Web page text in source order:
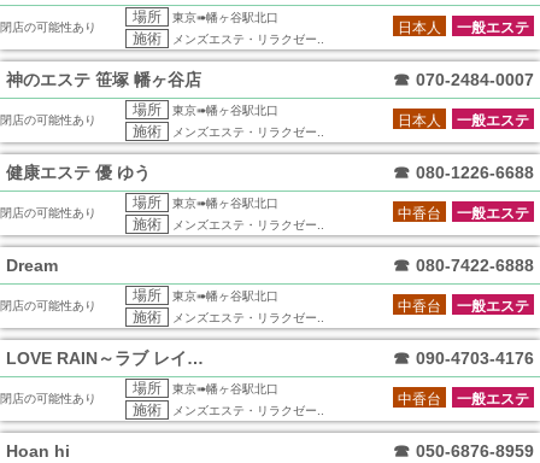
閉店の可能性あり
場所 東京➠幡ヶ谷駅北口
施術 メンズエステ・リラクゼー..
一般エステ
日本人
神のエステ 笹塚 幡ヶ谷店 ☎ 070-2484-0007
閉店の可能性あり
場所 東京➠幡ヶ谷駅北口
施術 メンズエステ・リラクゼー..
一般エステ
日本人
健康エステ 優 ゆう ☎ 080-1226-6688
閉店の可能性あり
場所 東京➠幡ヶ谷駅北口
施術 メンズエステ・リラクゼー..
一般エステ
中香台
Dream ☎ 080-7422-6888
閉店の可能性あり
場所 東京➠幡ヶ谷駅北口
施術 メンズエステ・リラクゼー..
一般エステ
中香台
LOVE RAIN～ラブ レイン～ ☎ 090-4703-4176
閉店の可能性あり
場所 東京➠幡ヶ谷駅北口
施術 メンズエステ・リラクゼー..
一般エステ
中香台
Hoan hi ☎ 050-6876-8959